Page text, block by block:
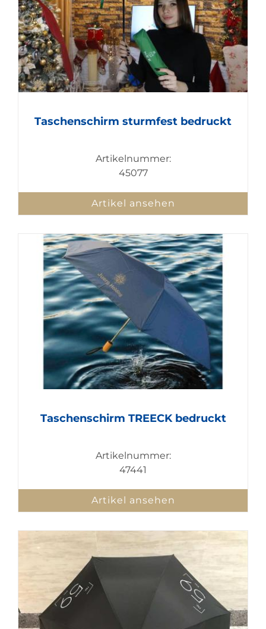
Taschenschirm sturmfest bedruckt
Artikelnummer:
45077
Artikel ansehen
Taschenschirm TREECK bedruckt
Artikelnummer:
47441
Artikel ansehen